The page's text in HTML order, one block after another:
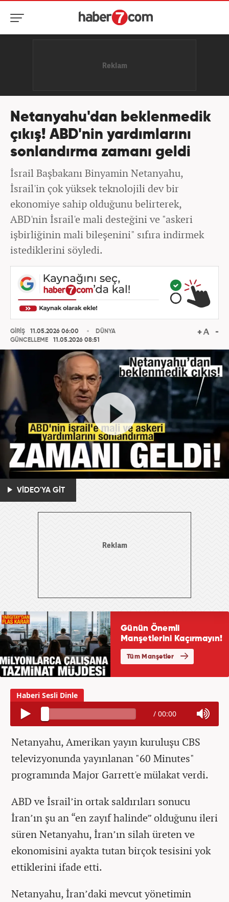
Netanyahu'dan beklenmedik
çıkış! ABD'nin yardımlarını
sonlandırma zamanı geldi
İsrail Başbakanı Binyamin Netanyahu,
İsrail'in çok yüksek teknolojili dev bir
ekonomiye sahip olduğunu belirterek,
ABD'nin İsrail'e mali desteğini ve "askeri
işbirliğinin mali bileşenini" sıfıra indirmek
istediklerini söyledi.
GİRİŞ
11.05.2026 06:00
GÜNCELLEME
11.05.2026 08:51
DÜNYA
VİDEO'YA GİT
/ 00:00
Netanyahu, Amerikan yayın kuruluşu CBS
televizyonunda yayınlanan "60 Minutes"
programında Major Garrett'e mülakat verdi.
ABD ve İsrail’in ortak saldırıları sonucu
İran’ın şu an “en zayıf halinde” olduğunu ileri
süren Netanyahu, İran’ın silah üreten ve
ekonomisini ayakta tutan birçok tesisini yok
ettiklerini ifade etti.
Netanyahu, İran’daki mevcut yönetimin